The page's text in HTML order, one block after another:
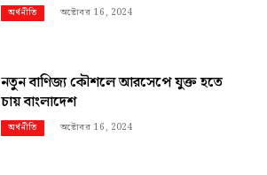
অর্থনীতি অক্টোবর 16, 2024
নতুন বাণিজ্য কৌশলে আরসেপে যুক্ত হতে
চায় বাংলাদেশ
অর্থনীতি অক্টোবর 16, 2024